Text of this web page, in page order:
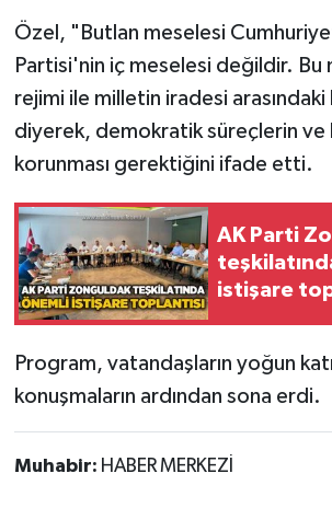
Özel, "Butlan meselesi
Partisi'nin iç meselesi değildir. Bu
rejimi ile milletin iradesi
diyerek, demokratik süreçlerin ve
korunması gerektiğini ifade etti.
AK Parti
istişare
Program, vatandaşların yoğun
konuşmaların ardından sona erdi.
Muhabir: HABER MERKEZİ